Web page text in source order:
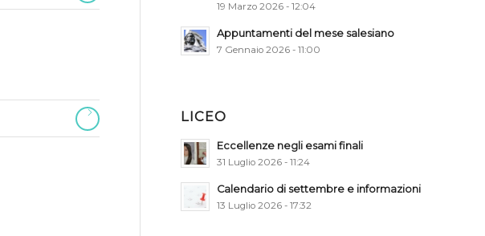
19 Marzo 2026 - 12:04
Appuntamenti del mese salesiano
7 Gennaio 2026 - 11:00
LICEO
Eccellenze negli esami finali
31 Luglio 2026 - 11:24
Calendario di settembre e informazioni
13 Luglio 2026 - 17:32